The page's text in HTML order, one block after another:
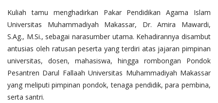
Kuliah tamu menghadirkan Pakar Pendidikan Agama Islam
Universitas Muhammadiyah Makassar, Dr. Amira Mawardi,
S.Ag., M.Si., sebagai narasumber utama. Kehadirannya disambut
antusias oleh ratusan peserta yang terdiri atas jajaran pimpinan
universitas, dosen, mahasiswa, hingga rombongan Pondok
Pesantren Darul Fallaah Universitas Muhammadiyah Makassar
yang meliputi pimpinan pondok, tenaga pendidik, para pembina,
serta santri.